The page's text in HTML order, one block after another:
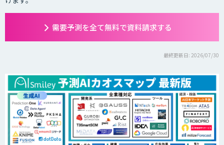
需要予測を全て無料で資料請求する
最終更新日: 2026/07/30